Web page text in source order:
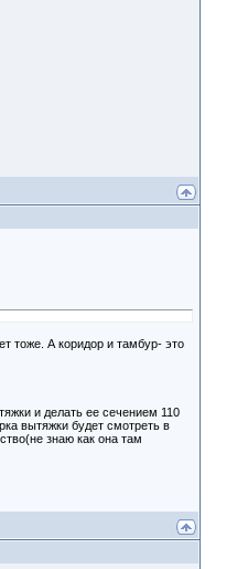
тоже. А коридор и тамбур- это
и делать ее сечением 110
вытяжки будет смотреть в
знаю как она там